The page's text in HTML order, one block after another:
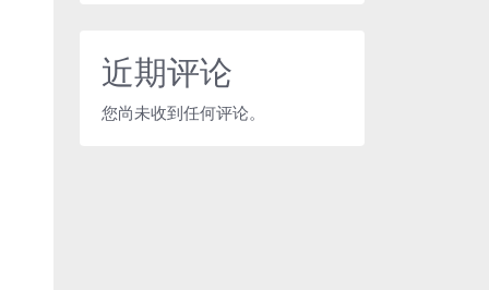
近期评论
您尚未收到任何评论。